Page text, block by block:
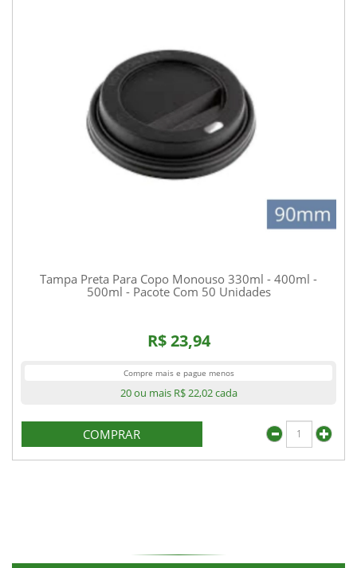
Tampa Preta Para Copo Monouso 330ml - 400ml -
500ml - Pacote Com 50 Unidades
R$ 23,94
Compre mais e pague menos
20 ou mais R$ 22,02cada
COMPRAR